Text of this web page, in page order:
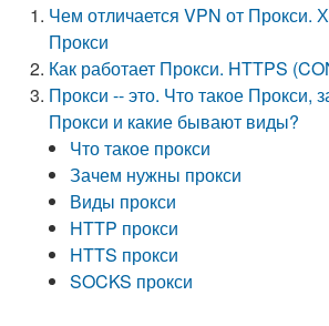
Чем отличается VPN от Прокси.
Прокси
Как работает Прокси. HTTPS
Прокси -- это. Что такое Прокси,
Прокси и какие бывают виды?
Что такое прокси
Зачем нужны прокси
Виды прокси
HTTP прокси
HTTS прокси
SOCKS прокси